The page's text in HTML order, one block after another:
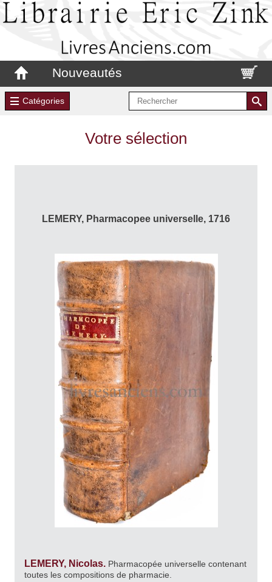
Nouveautés
Catégories
Votre sélection
LEMERY, Pharmacopee universelle, 1716
LEMERY, Nicolas. Pharmacopée universelle contenant
toutes les compositions de pharmacie.